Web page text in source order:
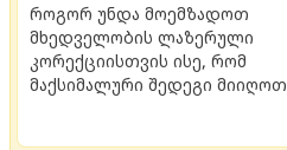
როგორ უნდა მოემზადოთ
მხედველობის ლაზერული
კორექციისთვის ისე, რომ
მაქსიმალური შედეგი მიიღოთ